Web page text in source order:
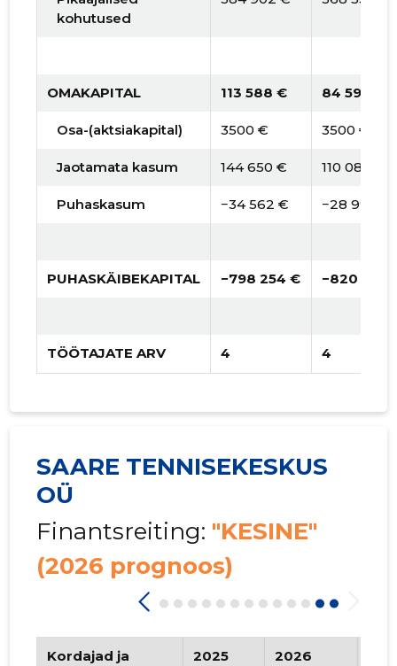
kohutused
OMAKAPITAL 113 588 € 84 597 €
Osa-(aktsiakapital) 3500 € 3500 €
Jaotamata kasum 144 650 € 110 088 €
Puhaskasum −34 562 € −28 991 €
PUHASKÄIBEKAPITAL −798 254 € −820 227
TÖÖTAJATE ARV 4 4
SAARE TENNISEKESKUS
OÜ
Finantsreiting: "KESINE"
(2026 prognoos)
Kordajad ja
2025
2026